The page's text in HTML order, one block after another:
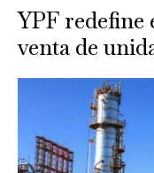
YPF redefine
venta de